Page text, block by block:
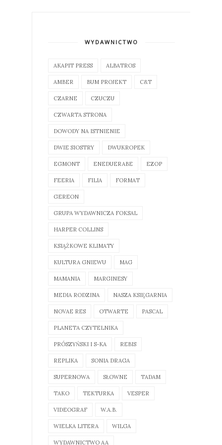
WYDAWNICTWO
AKAPIT PRESS ALBATROS
AMBER BUM PROJEKT C&T
CZARNE CZUCZU
CZWARTA STRONA
DOWODY NA ISTNIENIE
DWIE SIOSTRY DWUKROPEK
EGMONT ENEDUERABE EZOP
FEERIA FILIA FORMAT
GEREON
GRUPA WYDAWNICZA FOKSAL
HARPER COLLINS
KSIĄŻKOWE KLIMATY
KULTURA GNIEWU MAG
MAMANIA MARGINESY
MEDIA RODZINA NASZA KSIĘGARNIA
NOVAE RES OTWARTE PASCAL
PLANETA CZYTELNIKA
PRÓSZYŃSKI I S-KA REBIS
REPLIKA SONIA DRAGA
SUPERNOWA SŁOWNE TADAM
TAKO TEKTURKA VESPER
VIDEOGRAF W.A.B.
WIELKA LITERA WILGA
WYDAWNICTWO AA